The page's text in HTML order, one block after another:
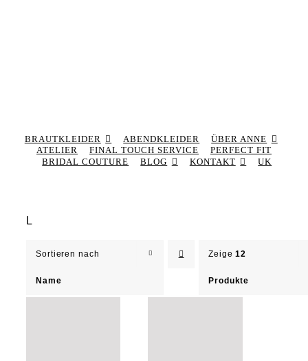
BRAUTKLEIDER ABENDKLEIDER
ÜBER ANNE
ATELIER
FINAL TOUCH SERVICE
PERFECT FIT
BRIDAL COUTURE
BLOG KONTAKT UK
L
Sortieren nach
Name
Zeige12
Produkte